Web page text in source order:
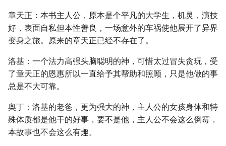
章天正：本书主人公，原本是个平凡的大学生，机灵，演技
好，表面自私但本性善良，一场意外的车祸使他展开了异界
变身之旅。原来的章天正已经不存在了。
洛基：一个法力高强头脑聪明的神，可惜太过冒失贪玩，受
了章天正的恩惠所以一直给予其帮助和照顾，只是他做的事
总是不大可靠。
奥丁：洛基的老爸，更为强大的神，主人公的女孩身体和特
殊体质都是他干的好事，要不是他，主人公不会这么倒霉，
本故事也不会这么有趣。